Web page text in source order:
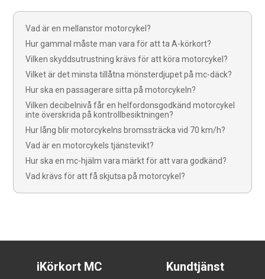
Vad är en mellanstor motorcykel?
Hur gammal måste man vara för att ta A-körkort?
Vilken skyddsutrustning krävs för att köra motorcykel?
Vilket är det minsta tillåtna mönsterdjupet på mc-däck?
Hur ska en passagerare sitta på motorcykeln?
Vilken decibelnivå får en helfordonsgodkänd motorcykel
inte överskrida på kontrollbesiktningen?
Hur lång blir motorcykelns bromssträcka vid 70 km/h?
Vad är en motorcykels tjänstevikt?
Hur ska en mc-hjälm vara märkt för att vara godkänd?
Vad krävs för att få skjutsa på motorcykel?
iKörkort MC Kundtjänst